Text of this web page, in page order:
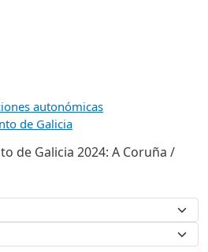
autonómicas
de Galicia
de Galicia 2024: A Coruña /